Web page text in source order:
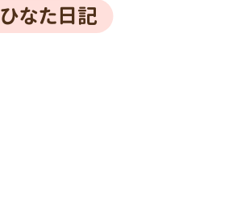
ひなた日記